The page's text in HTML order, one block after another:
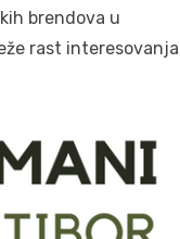
brendova u
rast interesovanja